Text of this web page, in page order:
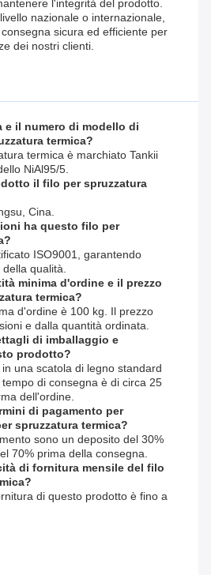
l'integrità del prodotto.
nazionale o internazionale,
sicura ed efficiente per
dei nostri clienti.
e il numero di modello di
termica?
termica è marchiato Tankii
NiAl95/5.
il filo per spruzzatura
Cina.
ha questo filo per
ISO9001, garantendo
qualità.
minima d'ordine e il prezzo
termica?
d'ordine è 100 kg. Il prezzo
e dalla quantità ordinata.
di imballaggio e
prodotto?
una scatola di legno standard
di consegna è di circa 25
dell'ordine.
di pagamento per
spruzzatura termica?
sono un deposito del 30%
70% prima della consegna.
di fornitura mensile del filo
di questo prodotto è fino a